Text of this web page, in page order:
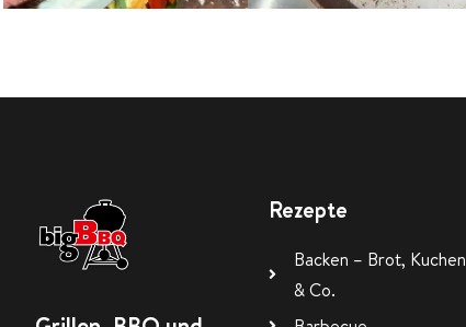
Rezepte
Backen – Brot, Kuchen
& Co.